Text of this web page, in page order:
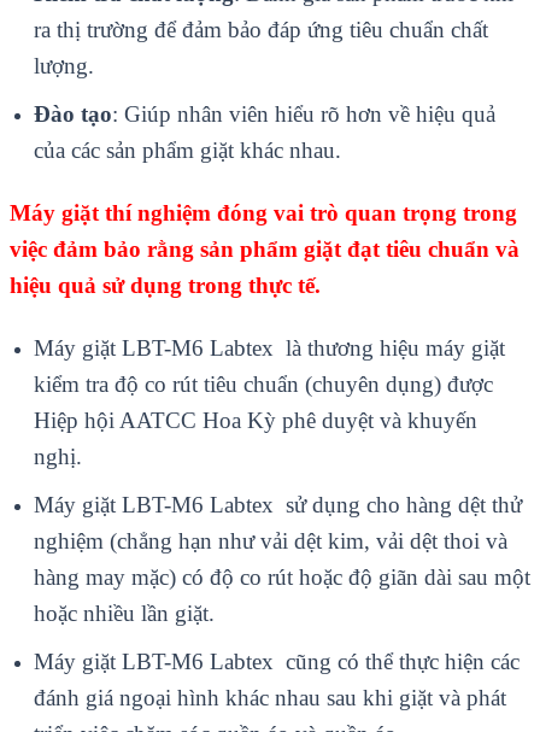
ra thị trường để đảm bảo đáp ứng tiêu chuẩn chất
lượng.
Đào tạo: Giúp nhân viên hiểu rõ hơn về hiệu quả
của các sản phẩm giặt khác nhau.
Máy giặt thí nghiệm đóng vai trò quan trọng trong
việc đảm bảo rằng sản phẩm giặt đạt tiêu chuẩn và
hiệu quả sử dụng trong thực tế.
Máy giặt LBT-M6 Labtex là thương hiệu máy giặt
kiểm tra độ co rút tiêu chuẩn (chuyên dụng) được
Hiệp hội AATCC Hoa Kỳ phê duyệt và khuyến
nghị.
Máy giặt LBT-M6 Labtex sử dụng cho hàng dệt thử
nghiệm (chẳng hạn như vải dệt kim, vải dệt thoi và
hàng may mặc) có độ co rút hoặc độ giãn dài sau một
hoặc nhiều lần giặt.
Máy giặt LBT-M6 Labtex cũng có thể thực hiện các
đánh giá ngoại hình khác nhau sau khi giặt và phát